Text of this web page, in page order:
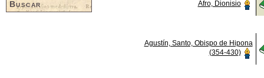
Buscar
Afro, Dionisio
Agustín, Santo, Obispo de Hipona
(354-430)